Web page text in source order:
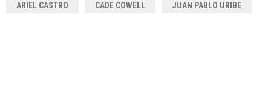
ARIEL CASTRO CADE COWELL JUAN PABLO URIBE